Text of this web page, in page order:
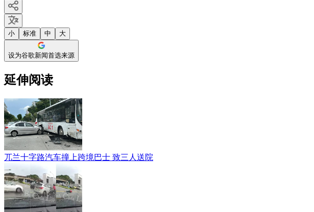
小 标准 中 大
设为谷歌新闻首选来源
延伸阅读
兀兰十字路汽车撞上跨境巴士 致三人送院